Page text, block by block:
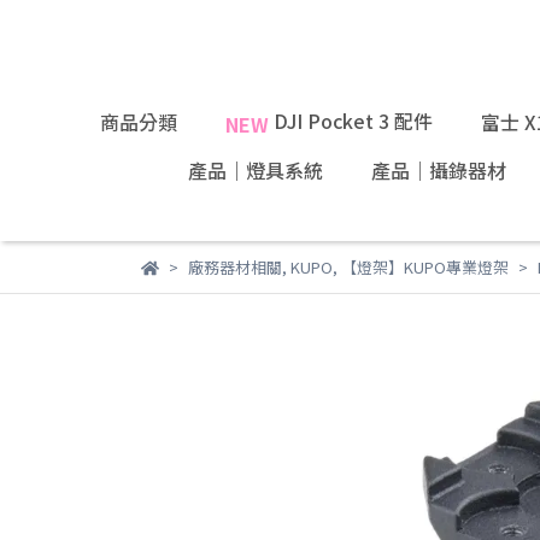
商品分類 NEWDJI Pocket 3 配件
富士
產品｜燈具系統
產品｜攝錄器材
廠務器材相關, KUPO, 【燈架】KUPO專業燈架